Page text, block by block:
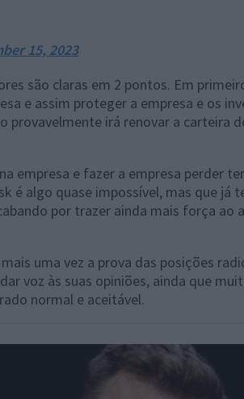
15, 2023
são claras em 2 pontos. Em
e assim proteger a empresa e os
provavelmente irá renovar a carteira
empresa e fazer a empresa perder
é algo quase impossível, mas que já
por trazer ainda mais força ao
uma vez a prova das posições
voz às suas opiniões, ainda que
normal e aceitável.